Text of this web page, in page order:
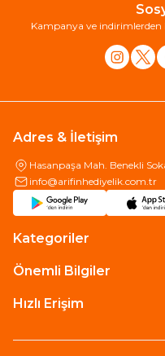
Kampanya ve
Adres & İletişim
Hasanpaşa Mah. Benekli
info@arifinhediyelik.com.tr
Kategoriler
Önemli Bilgiler
Hızlı Erişim